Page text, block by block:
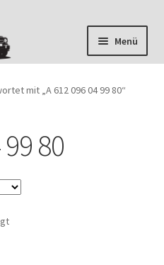
Menü
mit „A 612 096 04 99 80“
80